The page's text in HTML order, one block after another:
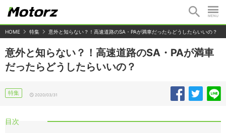
HOME 特集 意外と知らない？！高速道路のSA・PAが満車だったらどうしたらいいの？
意外と知らない？！高速道路のSA・PAが満車
だったらどうしたらいいの？
特集 2020/03/31
目次